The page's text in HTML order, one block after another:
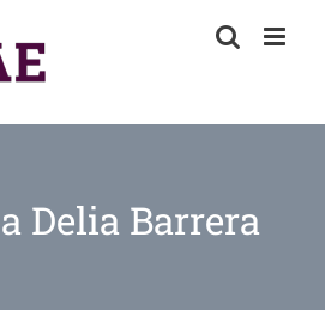
Delia Barrera